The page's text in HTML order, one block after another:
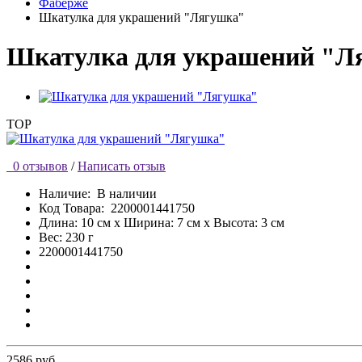
Фаберже
Шкатулка для украшений "Лягушка"
Шкатулка для украшений
TOP
0 отзывов / Написать отзыв
Наличие: В наличии
Код Товара: 2200001441750
Длина: 10 см x Ширина: 7 см x Высота: 3 см
Вес: 230 г
2200001441750